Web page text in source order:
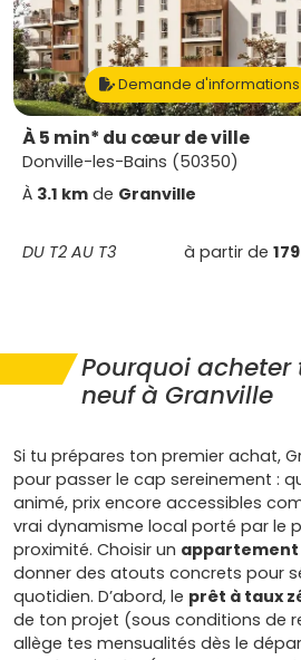
Demande d'informations
À 5 min* du cœur de ville
Donville-les-Bains (50350)
À 3.1 km de Granville
DU T2 AU T3 à partir de
Pourquoi
neuf à Granville
Si tu prépares ton premier achat,
pour passer le cap sereinement :
animé, prix encore accessibles
vrai dynamisme local porté par le
proximité. Choisir un appartement
donner des atouts concrets pour
quotidien. D’abord, le prêt à taux
de ton projet (sous conditions de
allège tes mensualités dès le